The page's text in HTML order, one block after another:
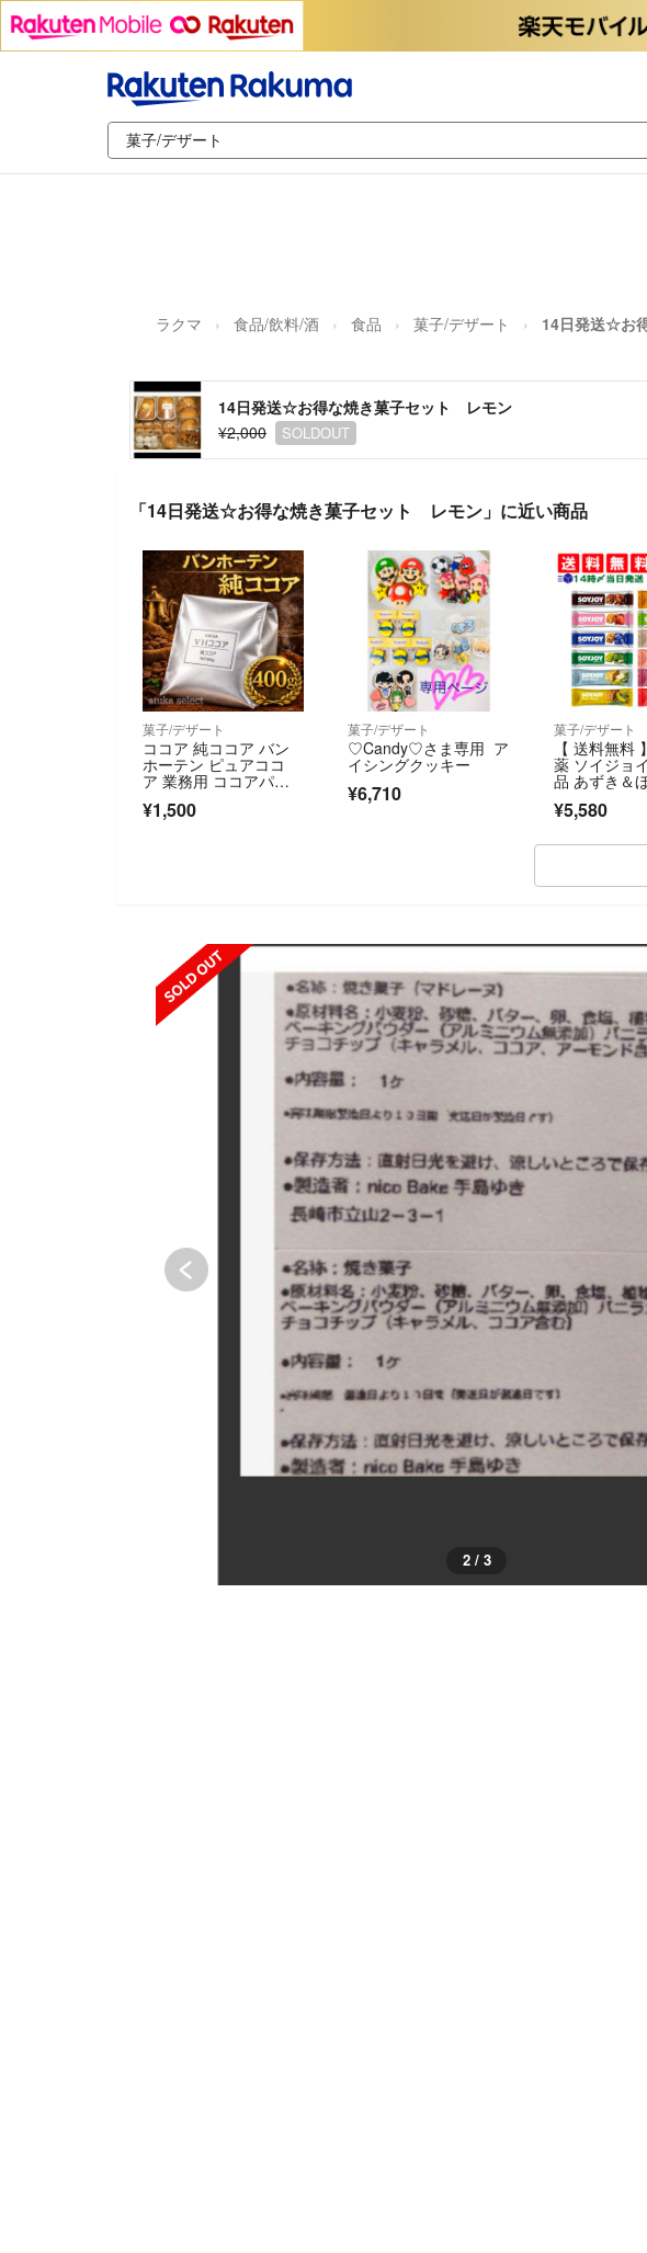
ラクマ 食品/飲料/酒 食品 菓子/デザート 14日発送☆お
14日発送☆お得な焼き菓子セット レモン
¥2,000
SOLDOUT
「14日発送☆お得な焼き菓子セット レモン」に近い商品
菓子/デザート
ココア 純ココア バン
ホーテン ピュアココ
ア 業務用 ココアパウ
ダー 高カカオ ポリフ
ェノール 製菓 お菓子
¥1,500
菓子/デザート
♡Candy♡さま専用 ア
イシングクッキー
¥6,710
菓子/デザート
【 送料無料
薬 ソイジョ
品 あずき＆
り 12種 各4
本 詰め合わ
¥5,580
2 / 3